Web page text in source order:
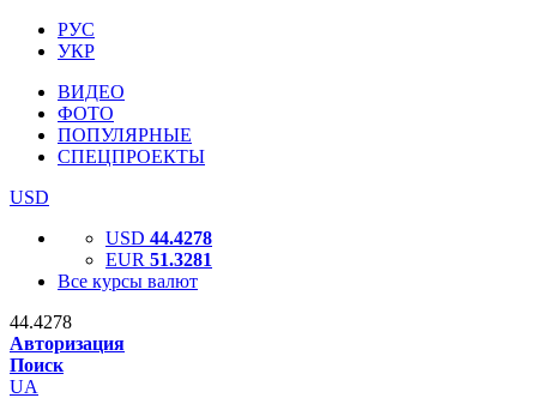
РУС
УКР
ВИДЕО
ФОТО
ПОПУЛЯРНЫЕ
СПЕЦПРОЕКТЫ
USD
USD 44.4278
EUR 51.3281
Все курсы валют
44.4278
Авторизация
Поиск
UA